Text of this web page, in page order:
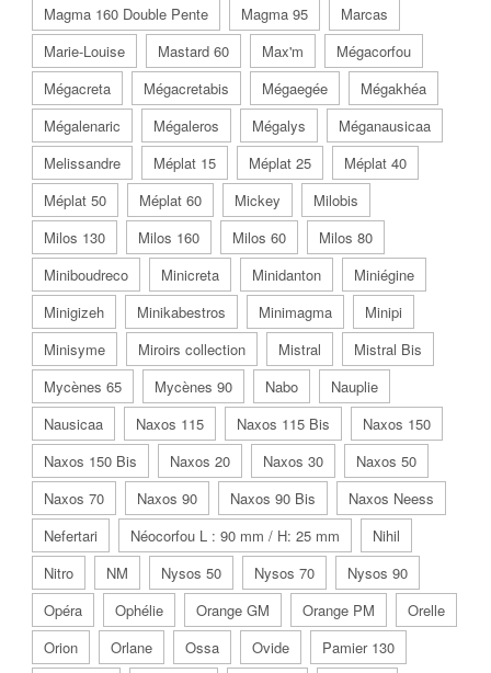
Magma 160 Double Pente
Magma 95
Marcas
Marie-Louise
Mastard 60 Max'm
Mégacorfou
Mégacreta
Mégacretabis Mégaegée
Mégakhéa
Mégalenaric
Mégaleros Mégalys
Méganausicaa
Melissandre
Méplat 15 Méplat 25
Méplat 40
Méplat 50
Méplat 60 Mickey
Milobis
Milos 130
Milos 160 Milos 60
Milos 80
Miniboudreco
Minicreta Minidanton
Miniégine
Minigizeh
Minikabestros Minimagma
Minipi
Minisyme
Miroirs collection Mistral
Mistral Bis
Mycènes 65
Mycènes 90 Nabo
Nauplie
Nausicaa
Naxos 115 Naxos 115 Bis
Naxos 150
Naxos 150 Bis
Naxos 20 Naxos 30
Naxos 50
Naxos 70
Naxos 90 Naxos 90 Bis
Naxos Neess
Nefertari
Néocorfou L : 90 mm / H: 25 mm
Nihil
Nitro
NM Nysos 50 Nysos 70
Nysos 90
Opéra
Ophélie Orange GM Orange PM
Orelle
Orion
Orlane Ossa Ovide
Pamier 130